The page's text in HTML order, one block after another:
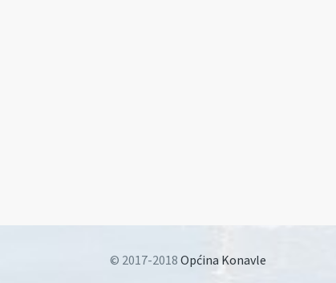
© 2017-2018 Općina Konavle